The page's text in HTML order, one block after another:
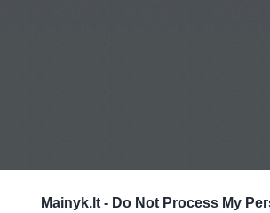
Mainyk.lt - Do Not Process My